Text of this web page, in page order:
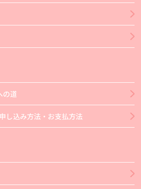
の道
し込み方法・お支払方法